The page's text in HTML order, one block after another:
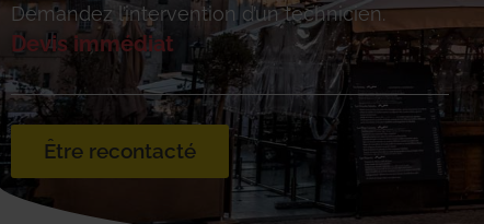
Demandez l’intervention d’un technicien.
Devis immédiat
Être recontacté